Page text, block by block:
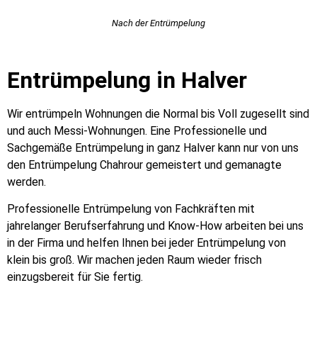
Nach der Entrümpelung
Entrümpelung in Halver
Wir entrümpeln Wohnungen die Normal bis Voll zugesellt sind
und auch Messi-Wohnungen. Eine Professionelle und
Sachgemäße Entrümpelung in ganz Halver kann nur von uns
den Entrümpelung Chahrour gemeistert und gemanagte
werden.
Professionelle Entrümpelung von Fachkräften mit
jahrelanger Berufserfahrung und Know-How arbeiten bei uns
in der Firma und helfen Ihnen bei jeder Entrümpelung von
klein bis groß. Wir machen jeden Raum wieder frisch
einzugsbereit für Sie fertig.